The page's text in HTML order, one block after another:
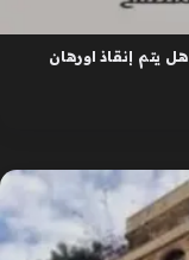
موعد عرض مسلسل المؤسس اورهان الحلقة 24 هل يتم إنقاذ اورهان